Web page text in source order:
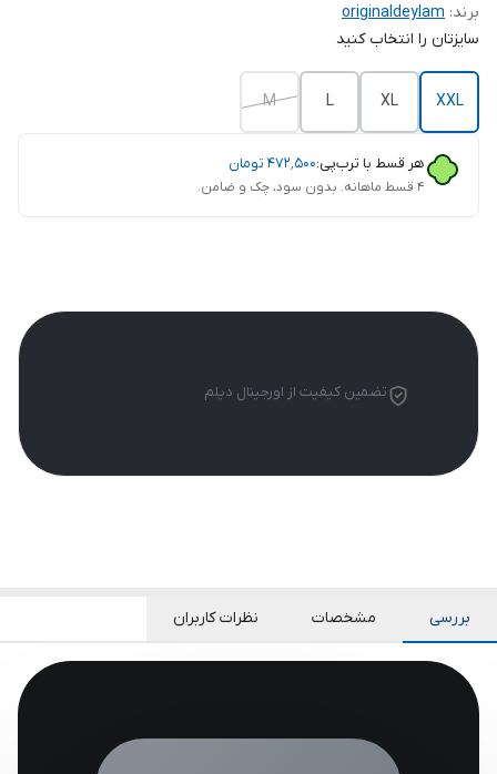
برند: originaldeylam
سایزتان را انتخاب کنید
XXL
XL
L
M
هر قسط با ترب‌پی:۴۷۲٬۵۰۰ تومان
۴ قسط ماهانه. بدون سود، چک و ضامن.
تضمین کیفیت از اورجینال دیلم
بررسی مشخصات نظرات کاربران